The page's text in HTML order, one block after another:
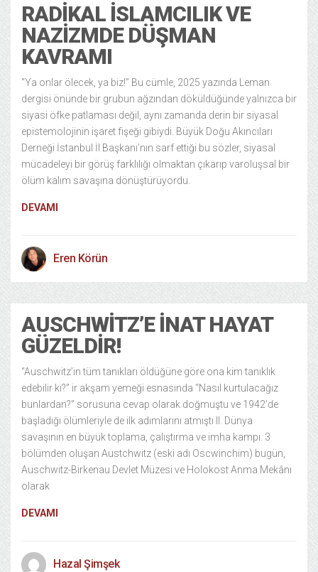
RADIKAL İSLAMCILIK VE
NAZIZMDE DÜŞMAN
KAVRAMI
“Ya onlar ölecek, ya biz!” Bu cümle, 2025 yazında Leman
dergisi önünde bir grubun ağzından döküldüğünde yalnızca bir
siyasi öfke patlaması değil, aynı zamanda derin bir siyasal
epistemolojinin işaret fişeği gibiydi. Büyük Doğu Akıncıları
Derneği İstanbul İl Başkanı’nın sarf ettiği bu sözler, siyasal
mücadeleyi bir görüş farklılığı olmaktan çıkarıp varoluşsal bir
ölüm kalım savaşına dönüştürüyordu.
DEVAMI
Eren Körün
AUSCHWITZ’E İNAT HAYAT
GÜZELDIR!
“Auschwitz’in tüm tanıkları öldüğüne göre ona kim tanıklık
edebilir ki?” ir akşam yemeği esnasında “Nasıl kurtulacağız
bunlardan?” sorusuna cevap olarak doğmuştu ve 1942’de
başladığı ölümleriyle de ilk adımlarını atmıştı II. Dünya
savaşının en büyük toplama, çalıştırma ve imha kampı. 3
bölümden oluşan Austchwitz (eski adı Oscwinchim) bugün,
Auschwitz-Birkenau Devlet Müzesi ve Holokost Anma Mekânı
olarak
DEVAMI
Hazal Şimşek